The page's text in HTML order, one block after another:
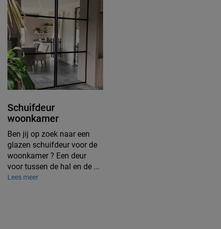
Schuifdeur
woonkamer
Ben jij op zoek naar een
glazen schuifdeur voor de
woonkamer ? Een deur
voor tussen de hal en de ...
Lees meer